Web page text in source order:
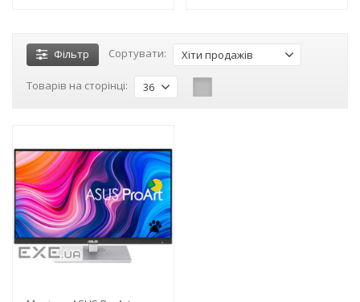
Фільтр Сортувати: Хіти продажів
Товарів на сторінці: 36